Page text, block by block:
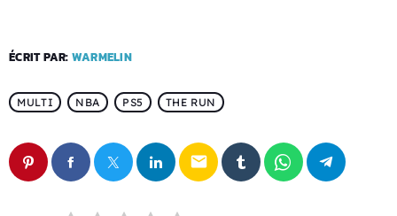
ÉCRIT PAR: WARMELIN
MULTI NBA PS5 THE RUN
email